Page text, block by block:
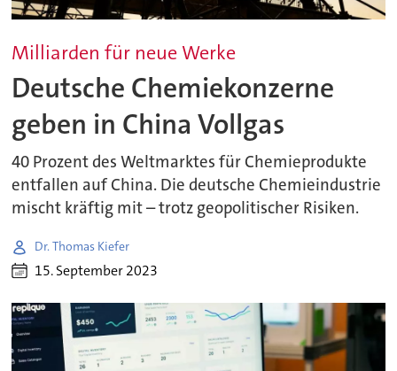
Milliarden für neue Werke
Deutsche Chemiekonzerne
geben in China Vollgas
40 Prozent des Weltmarktes für Chemieprodukte
entfallen auf China. Die deutsche Chemieindustrie
mischt kräftig mit – trotz geopolitischer Risiken.
Dr. Thomas Kiefer
15. September 2023